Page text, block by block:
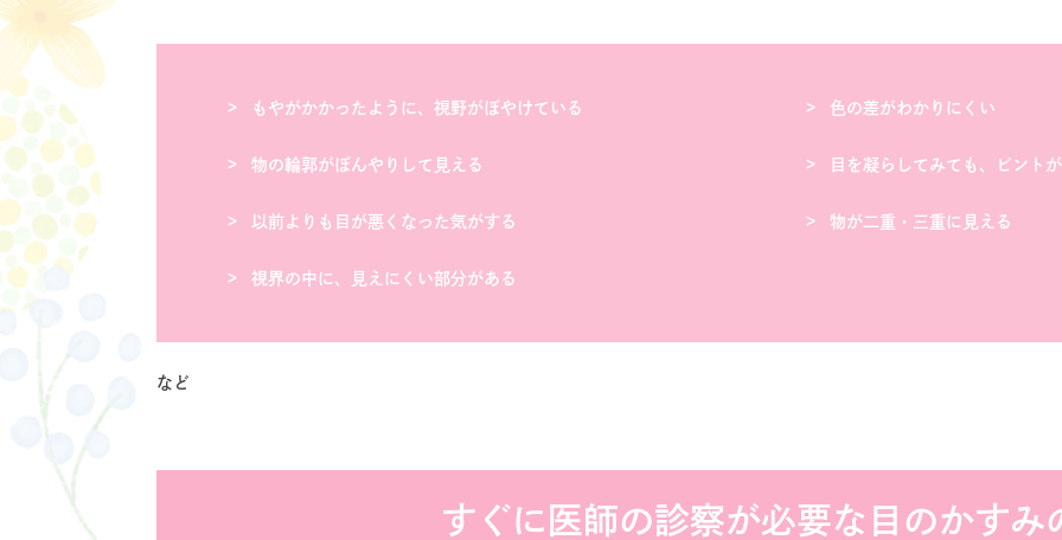
もやがかかったように、視野がぼやけている 色の差がわかりにくい
物の輪郭がぼんやりして見える 目を凝らしてみても、ピント
以前よりも目が悪くなった気がする 物が二重・三重に見える
視界の中に、見えにくい部分がある
など
すぐに医師の診察が必要な目のかすみ